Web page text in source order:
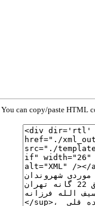
You can copy/paste